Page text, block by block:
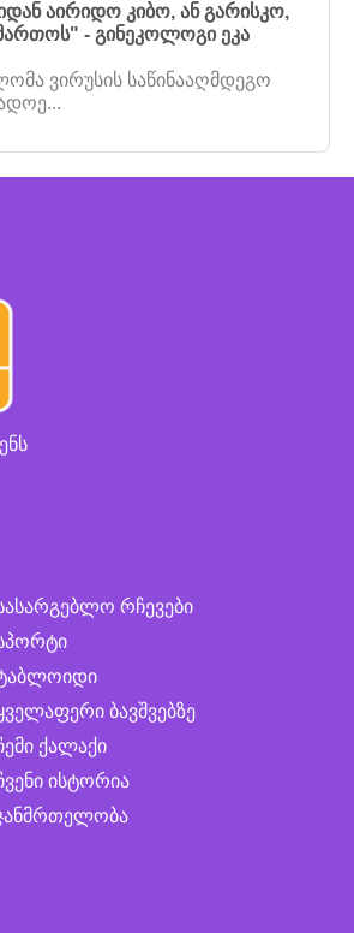
აირიდო კიბო, ან გარისკო,
- გინეკოლოგი ეკა
ვირუსის საწინააღმდეგო
რჩევები
ბავშვებზე
ქალაქი
ისტორია